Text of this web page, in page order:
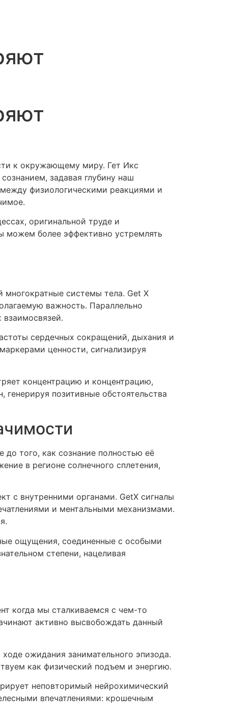
к окружающему миру. Гет Икс
задавая глубину наш
физиологическими реакциями и
оригинальной труде и
можем более эффективно устремлять
системы тела. Get X
важность. Параллельно
сердечных сокращений, дыхания и
ценности, сигнализируя
концентрацию и концентрацию,
позитивные обстоятельства
того, как сознание полностью её
в регионе солнечного сплетения,
с внутренними органами. GetX сигналы
и ментальными механизмами.
ощущения, соединенные с особыми
степени, нацеливая
когда мы сталкиваемся с чем-то
активно высвобождать данный
ожидания занимательного эпизода.
как физический подъем и энергию.
неповторимый нейрохимический
впечатлениями: крошечным